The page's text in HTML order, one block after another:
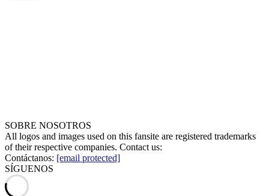
SOBRE NOSOTROS
All logos and images used on this fansite are registered trademarks
of their respective companies. Contact us:
Contáctanos: [email protected]
SÍGUENOS